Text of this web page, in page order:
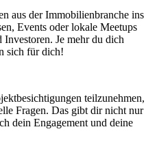
aus der Immobilienbranche ins
Events oder lokale Meetups
Je mehr du dich
sich für dich!
teilzunehmen,
Fragen. Das gibt dir nicht nur
dein Engagement und deine